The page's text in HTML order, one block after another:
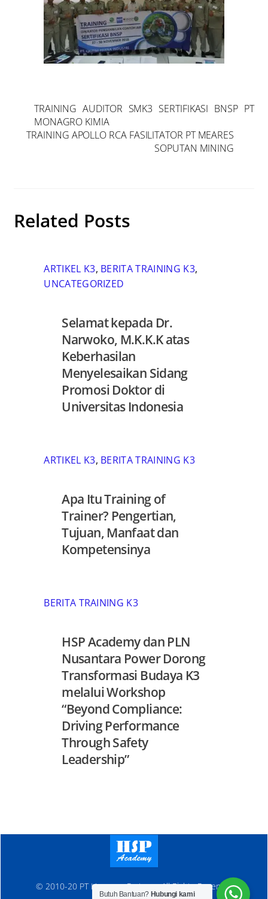
TRAINING AUDITOR SMK3 SERTIFIKASI BNSP PT
MONAGRO KIMIA
TRAINING APOLLO RCA FASILITATOR PT MEARES
SOPUTAN MINING
Related Posts
ARTIKEL K3, BERITA TRAINING K3,
UNCATEGORIZED
Selamat kepada Dr.
Narwoko, M.K.K.K atas
Keberhasilan
Menyelesaikan Sidang
Promosi Doktor di
Universitas Indonesia
ARTIKEL K3, BERITA TRAINING K3
Apa Itu Training of
Trainer? Pengertian,
Tujuan, Manfaat dan
Kompetensinya
BERITA TRAINING K3
HSP Academy dan PLN
Nusantara Power Dorong
Transformasi Budaya K3
melalui Workshop
“Beyond Compliance:
Driving Performance
Through Safety
Leadership”
© 2010-20 PT Hanosen Pratama. All Rights Reserved
Butuh Bantuan? Hubungi kami